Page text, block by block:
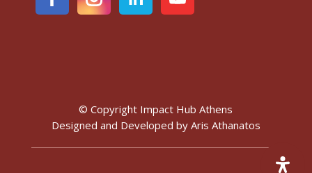
© Copyright Impact Hub Athens
Designed and Developed by Aris Athanatos